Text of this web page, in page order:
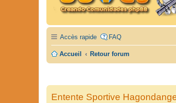
Accès rapide FAQ
Accueil Retour forum
Entente Sportive